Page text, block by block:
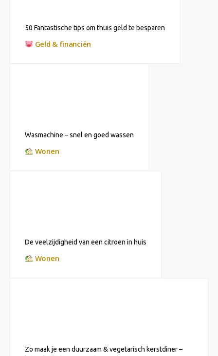
50 Fantastische tips om thuis geld te besparen
Geld & financiën
Wasmachine – snel en goed wassen
Wonen
De veelzijdigheid van een citroen in huis
Wonen
Zo maak je een duurzaam & vegetarisch kerstdiner –